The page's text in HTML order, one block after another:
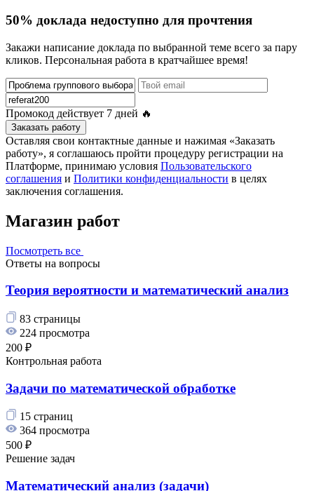
50% доклада недоступно для прочтения
Закажи написание доклада по выбранной теме всего за пару
кликов. Персональная работа в кратчайшее время!
Промокод действует 7 дней 🔥
Заказать работу
Оставляя свои контактные данные и нажимая «Заказать
работу», я соглашаюсь пройти процедуру регистрации на
Платформе, принимаю условия Пользовательского
соглашения и Политики конфиденциальности в целях
заключения соглашения.
Магазин работ
Посмотреть все
Ответы на вопросы
Теория вероятности и математический анализ
83 страницы
224 просмотра
200 ₽
Контрольная работа
Задачи по математической обработке
15 страниц
364 просмотра
500 ₽
Решение задач
Математический анализ (задачи)